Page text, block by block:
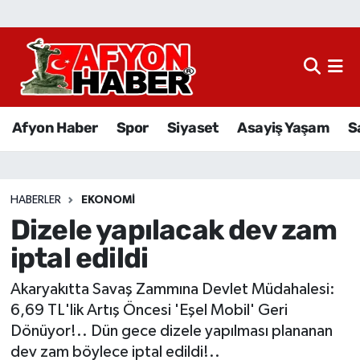
Afyon Haber Spor Siyaset Asayiş Yaşam
HABERLER EKONOMI
Dizele yapılacak dev zam
iptal edildi
Akaryakıtta Savaş Zammına Devlet Müdahalesi:
6,69 TL'lik Artış Öncesi 'Eşel Mobil' Geri
Dönüyor!.. Dün gece dizele yapılması plananan
dev zam böylece iptal edildi!..
Afyon Haber
Sağlık
Eğitim
Sivil Toplum
Ekonomi